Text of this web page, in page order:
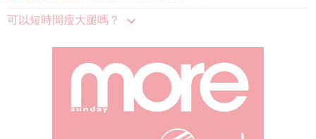
可以短時間瘦大腿嗎？